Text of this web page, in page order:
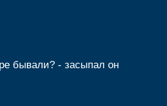
бывали? - засыпал он